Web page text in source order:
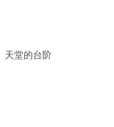
天堂的台阶